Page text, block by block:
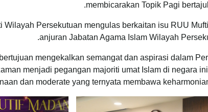
membicarakan Topik Pagi
Persekutuan mengulas berkaitan isu RUU
anjuran Jabatan Agama Islam Wilayah
mengekalkan semangat dan aspirasi dalam
menjadi pegangan majoriti umat Islam di negara
dan moderate yang ternyata membawa